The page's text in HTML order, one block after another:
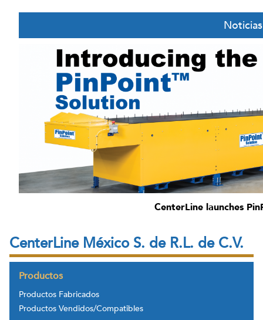
Noticias
CenterLine launches
CenterLine México S. de R.L. de C.V.
Productos
Productos Fabricados
Productos Vendidos/Compatibles